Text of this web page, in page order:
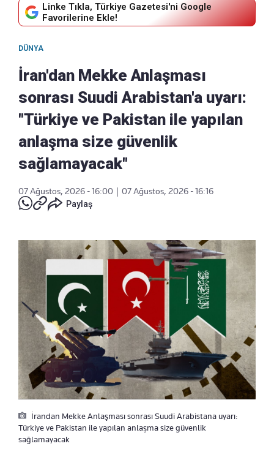
Linke Tıkla, Türkiye Gazetesi'ni Google
Favorilerine Ekle!
DÜNYA
İran'dan Mekke Anlaşması
sonrası Suudi Arabistan'a uyarı:
"Türkiye ve Pakistan ile yapılan
anlaşma size güvenlik
sağlamayacak"
07 Ağustos, 2026 - 16:00 | 07 Ağustos, 2026 - 16:16
Paylaş
İrandan Mekke Anlaşması sonrası Suudi Arabistana uyarı:
Türkiye ve Pakistan ile yapılan anlaşma size güvenlik
sağlamayacak